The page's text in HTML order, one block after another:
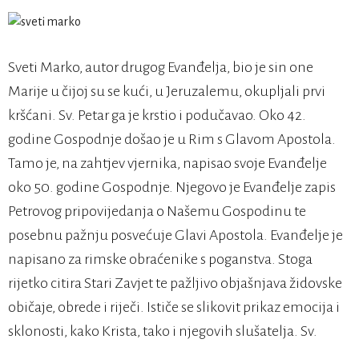
Sveti Marko, autor drugog Evanđelja, bio je sin one
Marije u čijoj su se kući, u Jeruzalemu, okupljali prvi
kršćani. Sv. Petar ga je krstio i podučavao. Oko 42.
godine Gospodnje došao je u Rim s Glavom Apostola.
Tamo je, na zahtjev vjernika, napisao svoje Evanđelje
oko 50. godine Gospodnje. Njegovo je Evanđelje zapis
Petrovog pripovijedanja o Našemu Gospodinu te
posebnu pažnju posvećuje Glavi Apostola. Evanđelje je
napisano za rimske obraćenike s poganstva. Stoga
rijetko citira Stari Zavjet te pažljivo objašnjava židovske
običaje, obrede i riječi. Ističe se slikovit prikaz emocija i
sklonosti, kako Krista, tako i njegovih slušatelja. Sv.